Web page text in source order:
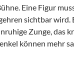
Eine Figur
sichtbar wird.
Zunge, das
können mehr